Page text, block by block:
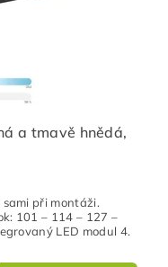
a tmavě hnědá,
při montáži.
101 – 114 – 127 –
LED modul 4.